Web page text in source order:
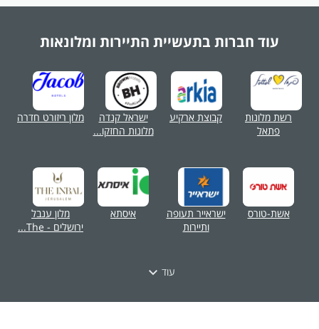
עוד חברות בתעשיית התיירות ומלונאות
רשת מלונות
פתאל
קבוצת ארקיע
ישראל קנדה
מלונות החזקו...
מלון ריזורט חדרה
אשת-טורס
ישראייר תעופה
ותיירות
איסתא
מלון ענבל
ירושלים - The...
עוד